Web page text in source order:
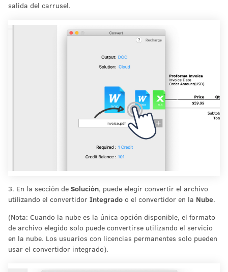
salida del carrusel.
3. En la sección de Solución, puede elegir convertir el archivo
utilizando el convertidor Integrado o el convertidor en la Nube.
(Nota: Cuando la nube es la única opción disponible, el formato
de archivo elegido solo puede convertirse utilizando el servicio
en la nube. Los usuarios con licencias permanentes solo pueden
usar el convertidor integrado).